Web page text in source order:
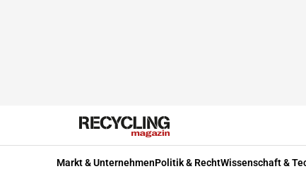
Markt & UnternehmenPolitik & RechtWissenschaft &